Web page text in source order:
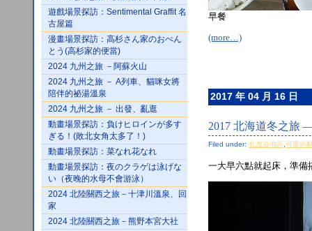
遊戲場景探訪：Sentimental Graffit 名
古屋篇
漫畫場景探訪：高杉さん家のおべん
とう(高杉家的便當)
2024 九州之旅 －阿蘇火山
2024 九州之旅 － A列車、貓咪女將
陪伴的祕湯溫泉
2024 九州之旅 － 出發、亂逛
動畫場景探訪：負けヒロインが多す
ぎる！(敗北女角太多了！)
動畫場景探訪：菜なれ花なれ
動畫場景探訪：夜のクラゲは泳げな
い（夜晚的水母不會游泳）
2024 北陸關西之旅－十津川溫泉、回
家
2024 北陸關西之旅－熊野本宮大社
早餐
(more…)
2017 年 04 月 16 日
2017 北海道冬之旅
Filed under: 北海道地區 可愛的
一大早六點就起床，準備